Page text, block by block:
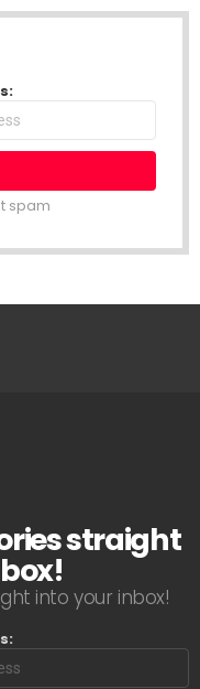
spam
straight
into your inbox!